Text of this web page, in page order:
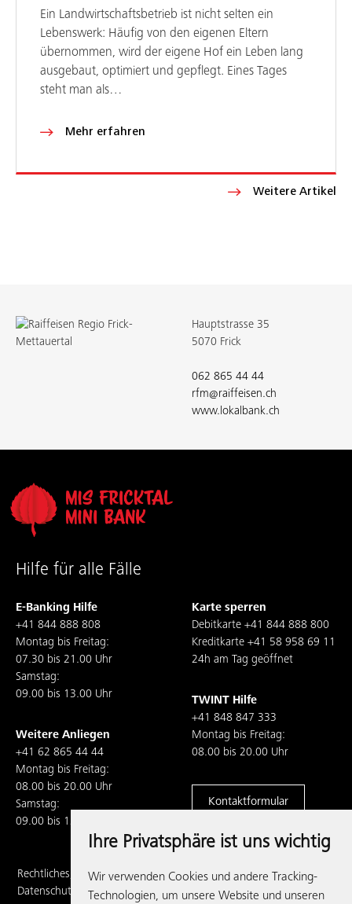
Ihre Privatsphäre ist uns wichtig
Wir verwenden Cookies und andere Tracking-
Technologien, um unsere Website und unseren
Weitere Artikel
Ein Landwirtschaftsbetrieb ist nicht selten ein
Lebenswerk: Häufig von den eigenen Eltern
übernommen, wird der eigene Hof ein Leben lang
ausgebaut, optimiert und gepflegt. Eines Tages
steht man als…
Mehr erfahren
Hauptstrasse 35
5070 Frick
062 865 44 44
rfm@raiffeisen.ch
www.lokalbank.ch
Hilfe für alle Fälle
E-Banking Hilfe
+41 844 888 808
Montag bis Freitag:
07.30 bis 21.00 Uhr
Samstag:
09.00 bis 13.00 Uhr
Weitere Anliegen
+41 62 865 44 44
Montag bis Freitag:
08.00 bis 20.00 Uhr
Samstag:
09.00 bis 13.00 Uhr
Karte sperren
Debitkarte +41 844 888 800
Kreditkarte +41 58 958 69 11
24h am Tag geöffnet
TWINT Hilfe
+41 848 847 333
Montag bis Freitag:
08.00 bis 20.00 Uhr
Kontaktformular
Rechtliches,
Datenschutz und